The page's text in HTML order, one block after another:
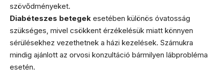
szövődményeket.
Diabéteszes betegek esetében különös óvatosság
szükséges, mivel csökkent érzékelésük miatt könnyen
sérülésekhez vezethetnek a házi kezelések. Számukra
mindig ajánlott az orvosi konzultáció bármilyen lábprobléma
esetén.